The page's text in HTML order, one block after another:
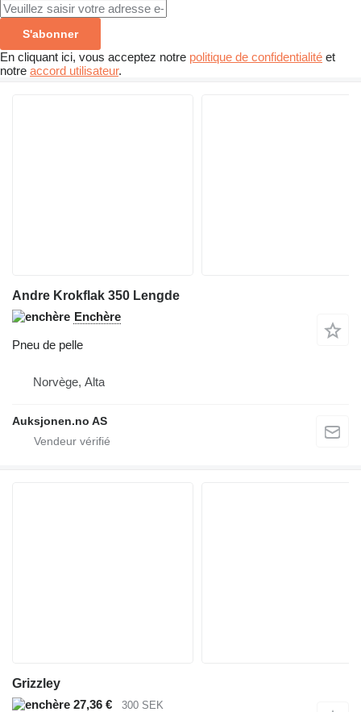
S'abonner
En cliquant ici, vous acceptez notre politique de confidentialité et
notre accord utilisateur.
Andre Krokflak 350 Lengde
Enchère
Pneu de pelle
Norvège, Alta
Auksjonen.no AS
Grizzley
27,36 €
300 SEK